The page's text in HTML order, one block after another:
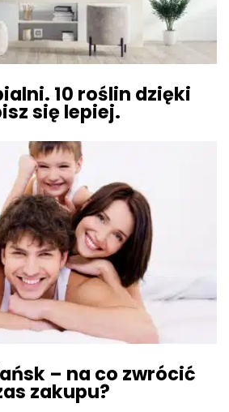
10 roślin dzięki
się lepiej.
– na co zwrócić
zakupu?